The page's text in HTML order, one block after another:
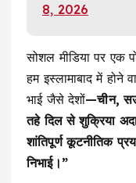
8, 2026
सोशल मीडिया पर
हम इस्लामाबाद में
भाई जैसे देशों—चीन,
तहे दिल से शुक्रिया
शांतिपूर्ण कूटनीतिक
निभाई।”